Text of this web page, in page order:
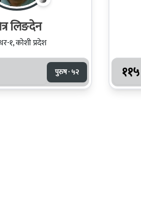
लिङदेन
१, कोशी प्रदेश
पुरुष · ५२ ११५